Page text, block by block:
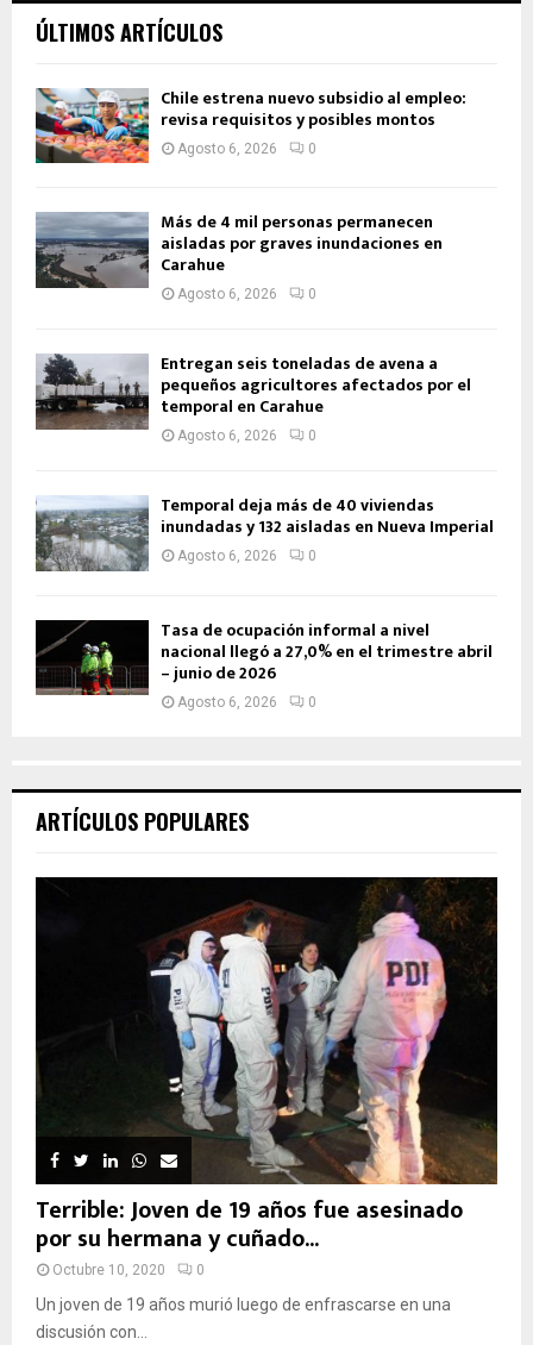
ÚLTIMOS ARTÍCULOS
Chile estrena nuevo subsidio al empleo:
revisa requisitos y posibles montos
Agosto 6, 2026 0
Más de 4 mil personas permanecen
aisladas por graves inundaciones en
Carahue
Agosto 6, 2026 0
Entregan seis toneladas de avena a
pequeños agricultores afectados por el
temporal en Carahue
Agosto 6, 2026 0
Temporal deja más de 40 viviendas
inundadas y 132 aisladas en Nueva Imperial
Agosto 6, 2026 0
Tasa de ocupación informal a nivel
nacional llegó a 27,0% en el trimestre abril
– junio de 2026
Agosto 6, 2026 0
ARTÍCULOS POPULARES
Terrible: Joven de 19 años fue asesinado
por su hermana y cuñado...
Octubre 10, 2020 0
Un joven de 19 años murió luego de enfrascarse en una
discusión con...